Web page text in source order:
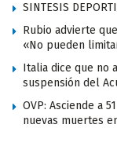
SINTESIS
Rubio advierte
«No pueden
Italia dice que no
suspensión del
OVP: Asciende a
nuevas muertes